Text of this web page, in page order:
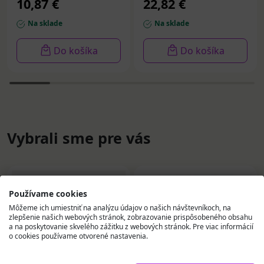
10,87 €
Na sklade
Do košíka
22,82 €
Na sklade
Do košíka
Vybrali sme pre vás
Používame cookies
Môžeme ich umiestniť na analýzu údajov o našich návštevníkoch, na
zlepšenie našich webových stránok, zobrazovanie prispôsobeného obsahu
a na poskytovanie skvelého zážitku z webových stránok. Pre viac informácií
o cookies používame otvorené nastavenia.